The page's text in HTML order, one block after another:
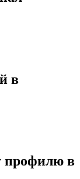
в
профилю в